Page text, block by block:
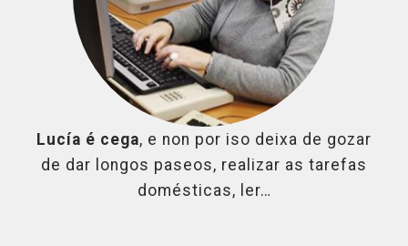
Lucía é cega, e non por iso deixa de gozar
de dar longos paseos, realizar as tarefas
domésticas, ler…